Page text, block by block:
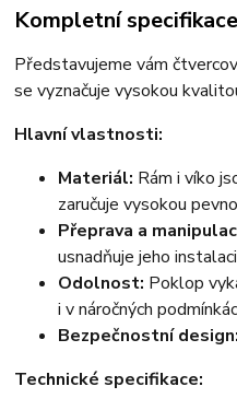
Kompletní specifikace
Představujeme vám
se vyznačuje vysokou
Hlavní vlastnosti:
Materiál: Rám i víko
zaručuje vysokou
Přeprava a
usnadňuje jeho
Odolnost: Poklop
i v náročných
Bezpečnostní design:
Technické specifikace: